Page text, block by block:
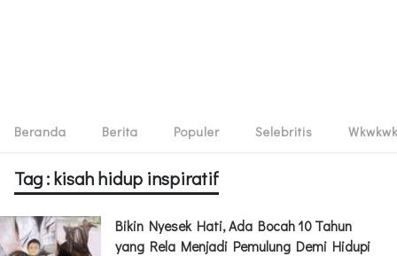
Beranda Berita Populer Selebritis Wkwkwk
Tag : kisah hidup inspiratif
Bikin Nyesek Hati, Ada Bocah 10 Tahun
yang Rela Menjadi Pemulung Demi Hidupi